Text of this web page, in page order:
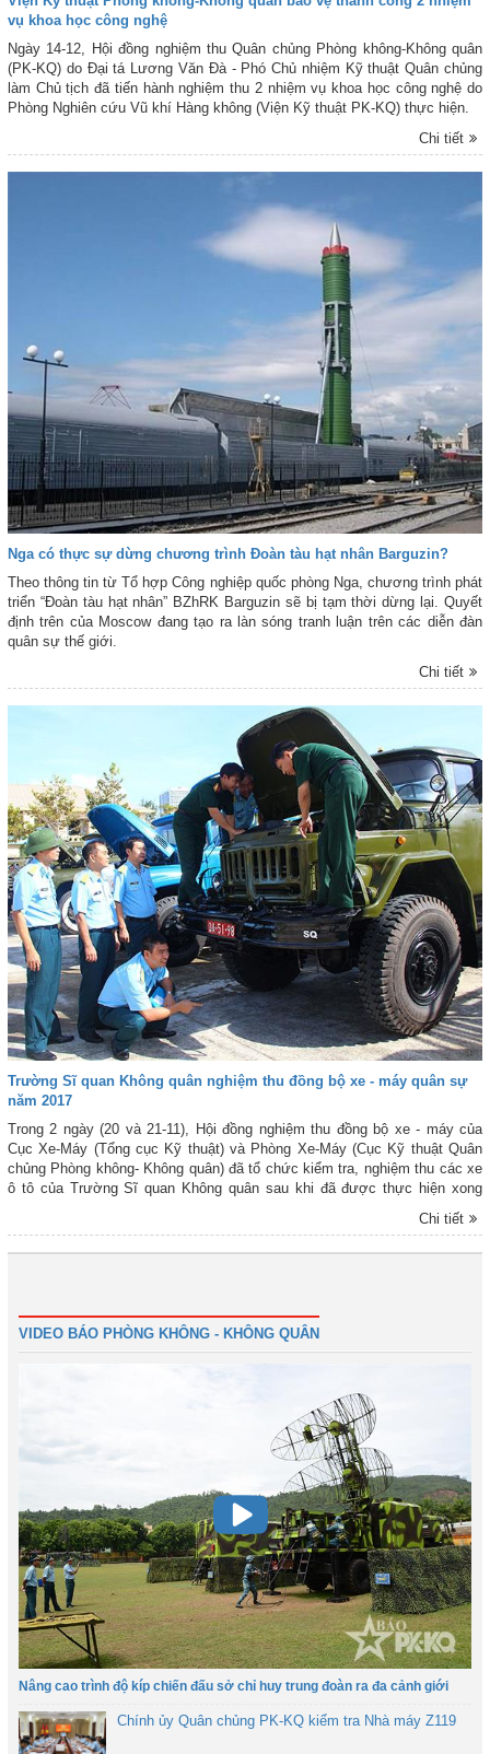
vụ khoa học công nghệ
Ngày 14-12, Hội đồng nghiệm thu Quân chủng Phòng không-Không quân
(PK-KQ) do Đại tá Lương Văn Đà - Phó Chủ nhiệm Kỹ thuật Quân chủng
làm Chủ tịch đã tiến hành nghiệm thu 2 nhiệm vụ khoa học công nghệ do
Phòng Nghiên cứu Vũ khí Hàng không (Viện Kỹ thuật PK-KQ) thực hiện.
Chi tiết
Nga có thực sự dừng chương trình Đoàn tàu hạt nhân Barguzin?
Theo thông tin từ Tổ hợp Công nghiệp quốc phòng Nga, chương trình phát
triển “Đoàn tàu hạt nhân” BZhRK Barguzin sẽ bị tạm thời dừng lại. Quyết
định trên của Moscow đang tạo ra làn sóng tranh luận trên các diễn đàn
quân sự thế giới.
Chi tiết
Trường Sĩ quan Không quân nghiệm thu đồng bộ xe - máy quân sự
năm 2017
Trong 2 ngày (20 và 21-11), Hội đồng nghiệm thu đồng bộ xe - máy của
Cục Xe-Máy (Tổng cục Kỹ thuật) và Phòng Xe-Máy (Cục Kỹ thuật Quân
chủng Phòng không- Không quân) đã tổ chức kiểm tra, nghiệm thu các xe
ô tô của Trường Sĩ quan Không quân sau khi đã được thực hiện xong
công tác bảo dưỡng cấp 2 theo quy định và sửa chữa, thay thế, đồng bộ
Chi tiết
VIDEO BÁO PHÒNG KHÔNG - KHÔNG QUÂN
Nâng cao trình độ kíp chiến đấu sở chỉ huy trung đoàn ra đa cảnh giới
Chính ủy Quân chủng PK-KQ kiểm tra Nhà máy Z119